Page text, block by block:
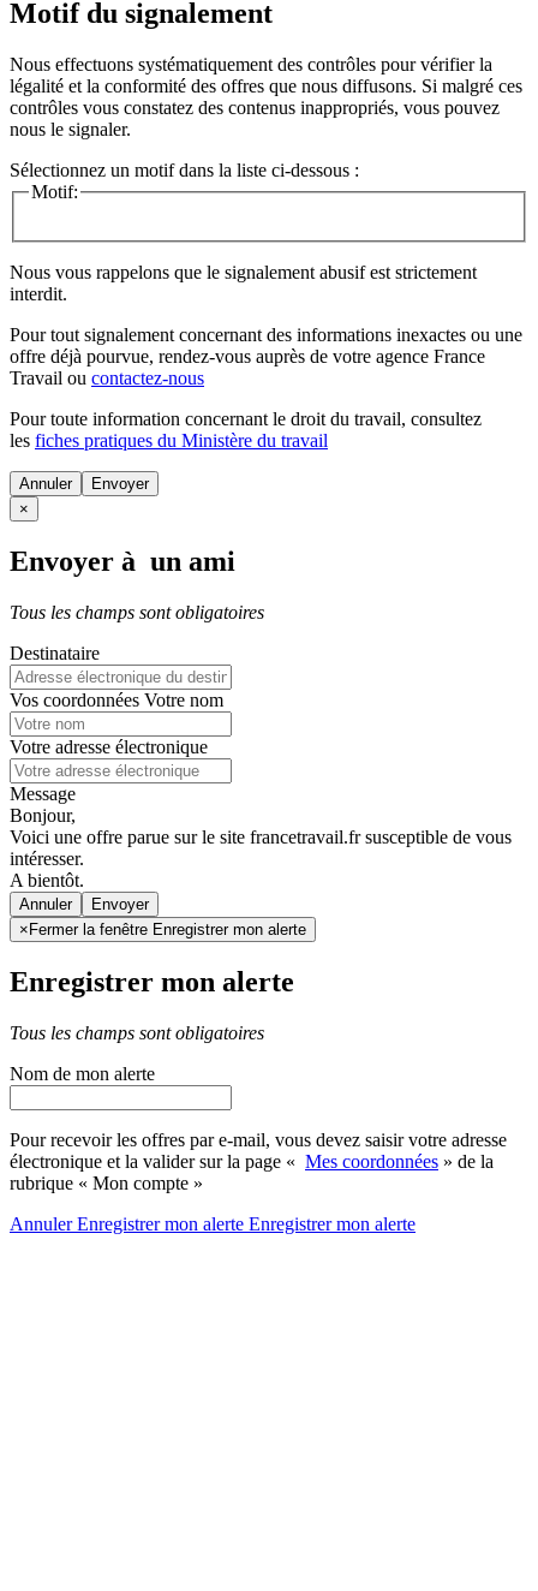
Motif du signalement
Nous effectuons systématiquement des contrôles pour vérifier la
légalité et la conformité des offres que nous diffusons. Si malgré ces
contrôles vous constatez des contenus inappropriés, vous pouvez
nous le signaler.
Sélectionnez un motif dans la liste ci-dessous :
Motif:
Nous vous rappelons que le signalement abusif est strictement
interdit.
Pour tout signalement concernant des informations inexactes ou une
offre déjà pourvue, rendez-vous auprès de votre agence France
Travail ou contactez-nous
Pour toute information concernant le droit du travail, consultez
les fiches pratiques du Ministère du travail
Annuler
×
Envoyer à un ami
Tous les champs sont obligatoires
Destinataire
Vos coordonnées Votre nom
Votre adresse électronique
Message
Bonjour,
Voici une offre parue sur le site francetravail.fr susceptible de vous
intéresser.
A bientôt.
Annuler
× Fermer la fenêtre Enregistrer mon alerte
Enregistrer mon alerte
Tous les champs sont obligatoires
Nom de mon alerte
Pour recevoir les offres par e-mail, vous devez saisir votre adresse
électronique et la valider sur la page « Mes coordonnées » de la
rubrique « Mon compte »
AnnulerEnregistrer mon alerte Enregistrermon alerte